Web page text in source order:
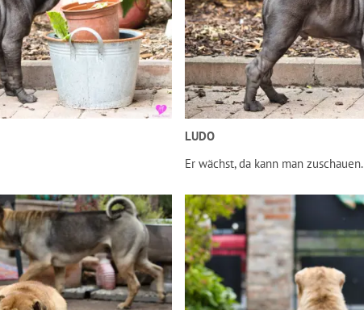
LUDO
Er wächst, da kann man zuschauen.